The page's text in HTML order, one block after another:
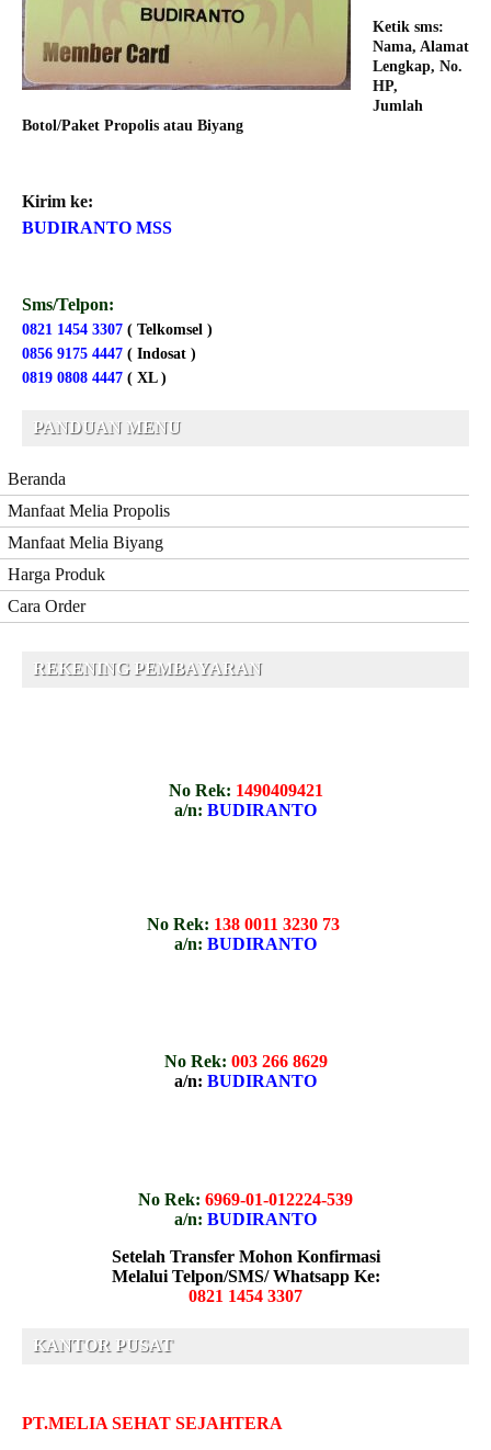
Ketik sms:
Nama, Alamat
Lengkap, No.
HP,
Jumlah
Botol/Paket Propolis atau Biyang
Kirim ke:
BUDIRANTO MSS
Sms/Telpon:
0821 1454 3307 ( Telkomsel )
0856 9175 4447 ( Indosat )
0819 0808 4447 ( XL )
PANDUAN MENU
Beranda
Manfaat Melia Propolis
Manfaat Melia Biyang
Harga Produk
Cara Order
REKENING PEMBAYARAN
No Rek: 1490409421
a/n: BUDIRANTO
No Rek: 138 0011 3230 73
a/n: BUDIRANTO
No Rek: 003 266 8629
a/n: BUDIRANTO
No Rek: 6969-01-012224-539
a/n: BUDIRANTO
Setelah Transfer Mohon Konfirmasi
Melalui Telpon/SMS/ Whatsapp Ke:
0821 1454 3307
KANTOR PUSAT
PT.MELIA SEHAT SEJAHTERA